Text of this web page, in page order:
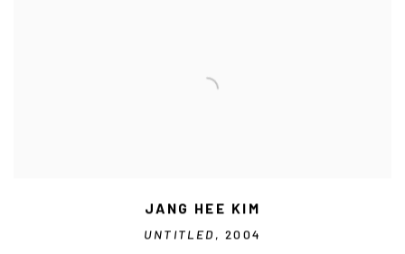
JANG HEE KIM
UNTITLED , 2004